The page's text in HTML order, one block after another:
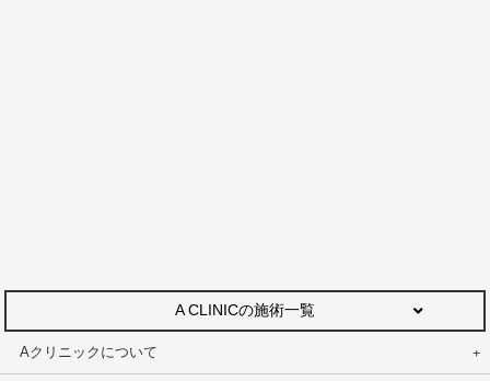
A CLINICの施術一覧
Aクリニックについて